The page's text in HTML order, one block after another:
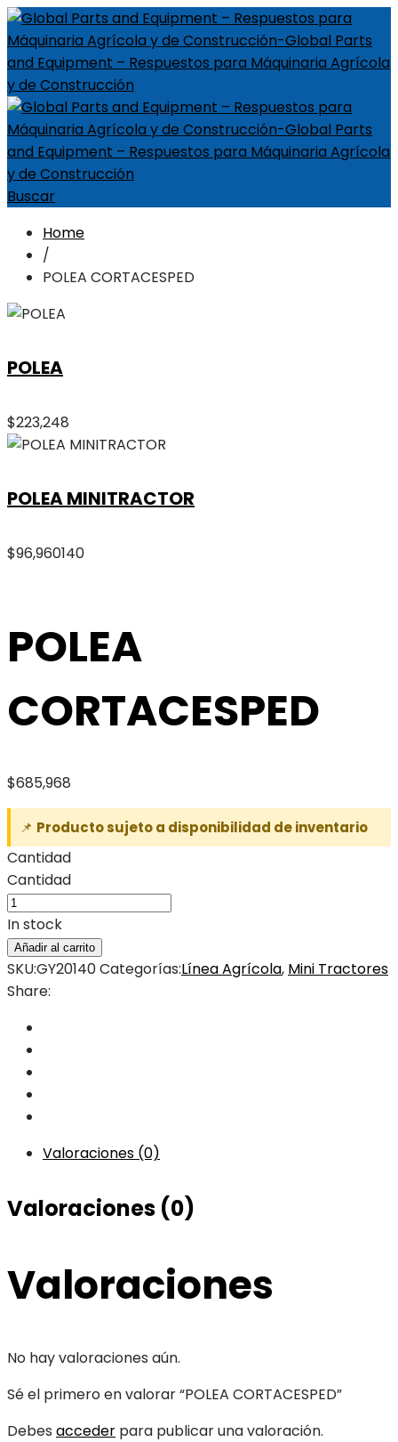
Buscar
Home
/
POLEA CORTACESPED
POLEA
$223,248
POLEA MINITRACTOR
$96,960140
POLEA
CORTACESPED
$685,968
📌 Producto sujeto a disponibilidad de inventario
Cantidad
Cantidad
In stock
Añadir al carrito
SKU:GY20140Categorías:Línea Agrícola, Mini Tractores
Share:
Valoraciones (0)
Valoraciones (0)
Valoraciones
No hay valoraciones aún.
Sé el primero en valorar “POLEA CORTACESPED”
Debes acceder para publicar una valoración.